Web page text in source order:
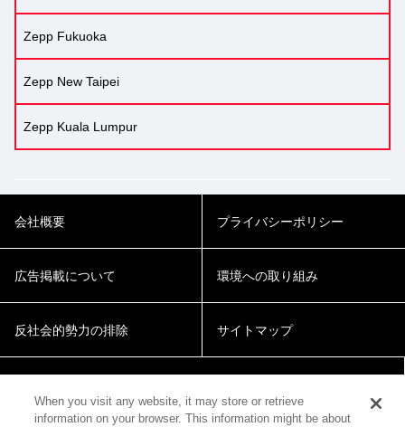
Zepp Fukuoka
Zepp New Taipei
Zepp Kuala Lumpur
会社概要 プライバシーポリシー
広告掲載について 環境への取り組み
反社会的勢力の排除 サイトマップ
When you visit any website, it may store or retrieve
information on your browser. This information might be about